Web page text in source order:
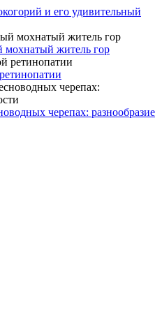
и его удивительный
мохнатый житель гор
черепах: разнообразие